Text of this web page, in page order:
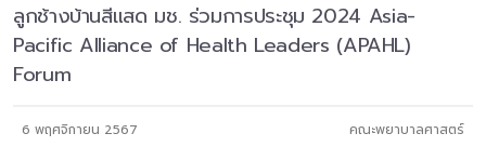
ลูกช้างบ้านสีแสด มช. ร่วมการประชุม 2024 Asia-
Pacific Alliance of Health Leaders (APAHL)
Forum
6 พฤศจิกายน 2567 คณะพยาบาลศาสตร์